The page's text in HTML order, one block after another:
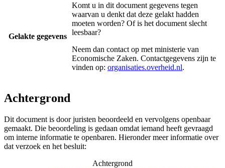
Gelakte gegevens
Komt u in dit document gegevens tegen
waarvan u denkt dat deze gelakt hadden
moeten worden? Of is het document slecht
leesbaar?
Neem dan contact op met ministerie van
Economische Zaken. Contactgegevens zijn te
vinden op: organisaties.overheid.nl.
Achtergrond
Dit document is door juristen beoordeeld en vervolgens openbaar
gemaakt. Die beoordeling is gedaan omdat iemand heeft gevraagd
om interne informatie te openbaren. Hieronder meer informatie over
dat verzoek en het besluit:
Achtergrond